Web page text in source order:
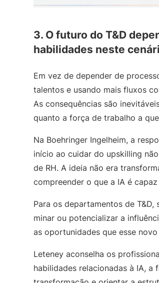
3. O futuro do T&D
habilidades neste
Em vez de depender de
talentos e usando mais fluxos
As consequências são
quanto a força de trabalho a
Na Boehringer Ingelheim, a
início ao cuidar do upskilling
de RH. A ideia não era
compreender o que a IA é
Para os departamentos de
minar ou potencializar a
as oportunidades que esse
Leteney aconselha os
habilidades relacionadas à IA,